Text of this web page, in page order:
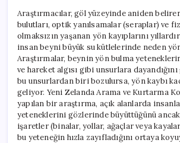
Araştırmacılar, göl yüzeyinde aniden
bulutları, optik yanılsamalar (seraplar) ve
olmaksızın yaşanan yön kayıplarını
insan beyni büyük su kütlelerinde neden
Araştırmalar, beynin yön bulma
ve hareket algısı gibi unsurlara
bu unsurlardan biri bozulursa, yön kaybı
geliyor. Yeni Zelanda Arama ve Kurtarma
yapılan bir araştırma, açık alanlarda
yeteneklerini gözlerinde büyüttüğünü
işaretler (binalar, yollar, ağaçlar veya
bu yeteneğin hızla zayıfladığını ortaya